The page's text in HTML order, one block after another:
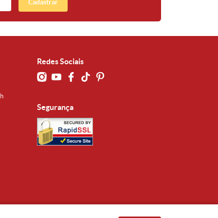
Cadastrar
Redes Sociais
Segurança